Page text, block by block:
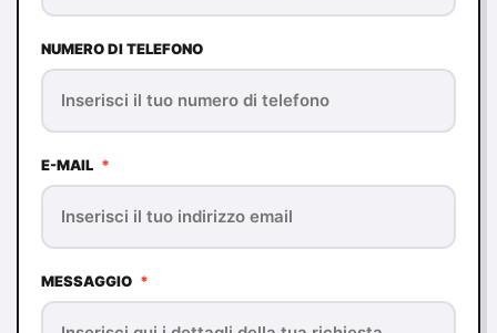
NUMERO DI TELEFONO
E-MAIL *
MESSAGGIO *